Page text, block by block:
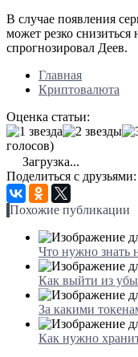
В случае появления
может резко снизиться
спрогнозировал Деев.
Главная
Криптовалюта
Оценка статьи:
голосов)
Загрузка...
Поделиться с друзьями:
Похожие публикации
Что нужно знать
Как выйти из
За какими
Как нужно